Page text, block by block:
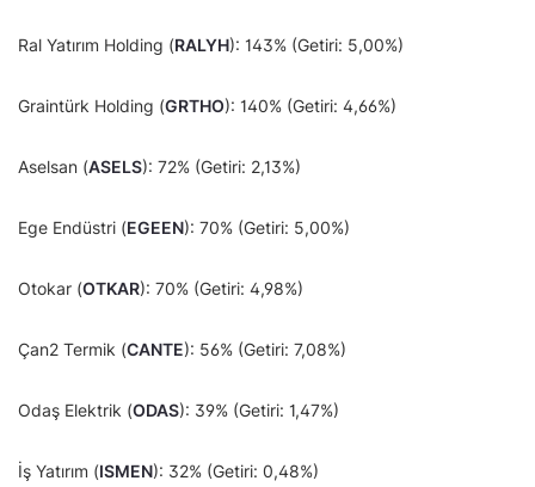
Ral Yatırım Holding (RALYH): 143% (Getiri: 5,00%)
Graintürk Holding (GRTHO): 140% (Getiri: 4,66%)
Aselsan (ASELS): 72% (Getiri: 2,13%)
Ege Endüstri (EGEEN): 70% (Getiri: 5,00%)
Otokar (OTKAR): 70% (Getiri: 4,98%)
Çan2 Termik (CANTE): 56% (Getiri: 7,08%)
Odaş Elektrik (ODAS): 39% (Getiri: 1,47%)
İş Yatırım (ISMEN): 32% (Getiri: 0,48%)